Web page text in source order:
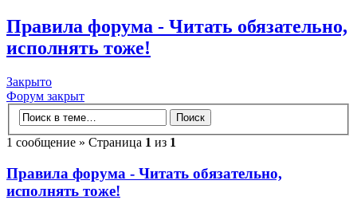
Правила форума - Читать обязательно,
исполнять тоже!
Закрыто
Форум закрыт
1 сообщение » Страница 1 из 1
Правила форума - Читать обязательно,
исполнять тоже!